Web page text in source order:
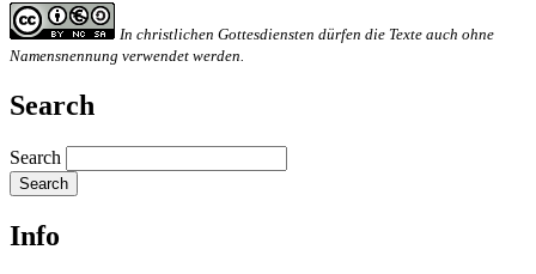
In christlichen Gottesdiensten dürfen die Texte auch ohne
Namensnennung verwendet werden.
Search
Search
Info